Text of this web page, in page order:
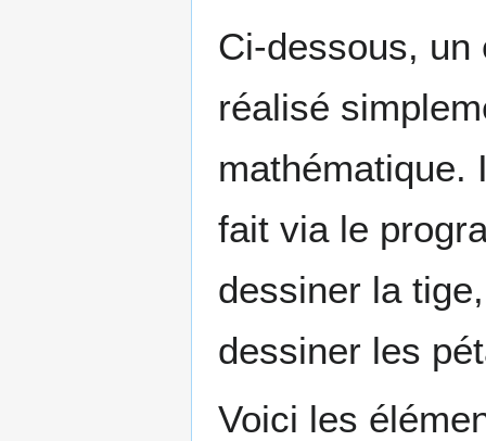
Ci-dessous, un
réalisé
mathématique.
fait via le
dessiner la
dessiner les
Voici les